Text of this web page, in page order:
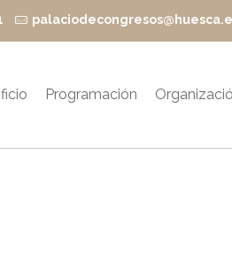
Programación